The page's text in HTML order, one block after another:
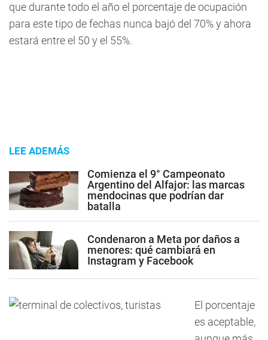
que durante todo el año el porcentaje de ocupación
para este tipo de fechas nunca bajó del 70% y ahora
estará entre el 50 y el 55%.
LEE ADEMÁS
Comienza el 9° Campeonato
Argentino del Alfajor: las marcas
mendocinas que podrían dar
batalla
Condenaron a Meta por daños a
menores: qué cambiará en
Instagram y Facebook
El porcentaje
es aceptable,